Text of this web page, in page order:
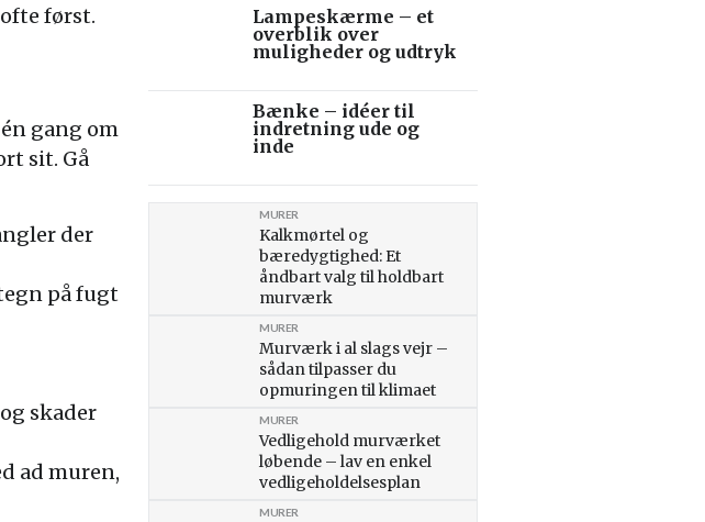
først.
gang om
sit. Gå
der
på fugt
skader
ad muren,
Lampeskærme – et
overblik over
muligheder og udtryk
Bænke – idéer til
indretning ude og
inde
Kalkmørtel og
bæredygtighed: Et
åndbart valg til holdbart
murværk
MURER
Murværk i al slags vejr –
sådan tilpasser du
opmuringen til klimaet
MURER
Vedligehold murværket
løbende – lav en enkel
vedligeholdelsesplan
MURER
MURER